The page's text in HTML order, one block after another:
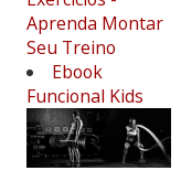
Aprenda Montar
Seu Treino
Ebook
Funcional Kids